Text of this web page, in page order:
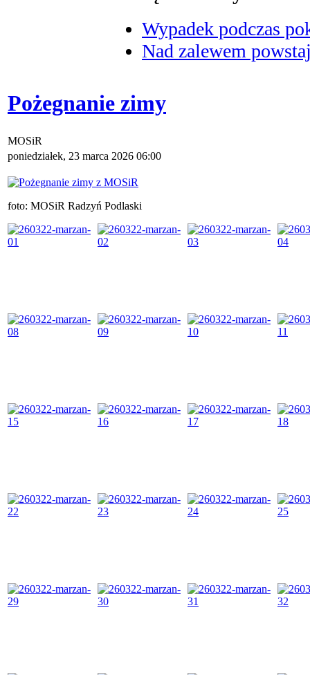
Wypadek podczas
Nad zalewem
Pożegnanie zimy
MOSiR
poniedziałek, 23 marca 2026 06:00
foto: MOSiR Radzyń Podlaski